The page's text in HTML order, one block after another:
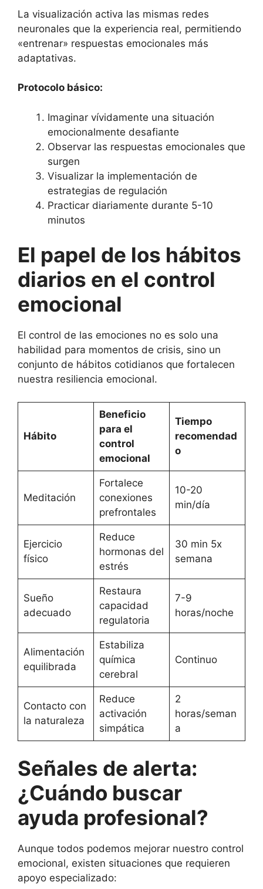
La visualización activa las mismas redes
neuronales que la experiencia real, permitiendo
«entrenar» respuestas emocionales más
adaptativas.
Protocolo básico:
Imaginar vívidamente una situación
emocionalmente desafiante
Observar las respuestas emocionales que
surgen
Visualizar la implementación de
estrategias de regulación
Practicar diariamente durante 5-10
minutos
El papel de los hábitos
diarios en el control
emocional
El control de las emociones no es solo una
habilidad para momentos de crisis, sino un
conjunto de hábitos cotidianos que fortalecen
nuestra resiliencia emocional.
Hábito
Beneficio
para el
control
emocional
Tiempo
recomendad
o
Meditación
Fortalece
conexiones
prefrontales
10-20
min/día
Ejercicio
físico
Reduce
hormonas del
estrés
30 min 5x
semana
Sueño
adecuado
Restaura
capacidad
regulatoria
7-9
horas/noche
Alimentación
equilibrada
Estabiliza
química
cerebral
Continuo
Contacto con
la naturaleza
Reduce
activación
simpática
2
horas/seman
a
Señales de alerta:
¿Cuándo buscar
ayuda profesional?
Aunque todos podemos mejorar nuestro control
emocional, existen situaciones que requieren
apoyo especializado: